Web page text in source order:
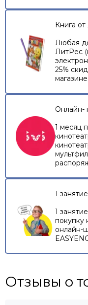
Книга
Любая
ЛитРес
25%
магазине
Онлайн-
1 месяц
1
1
покупку
онлайн-
Отзывы о